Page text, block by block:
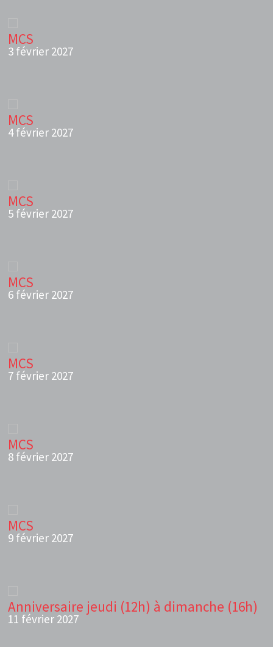
MCS
3 février 2027
MCS
4 février 2027
MCS
5 février 2027
MCS
6 février 2027
MCS
7 février 2027
MCS
8 février 2027
MCS
9 février 2027
Anniversaire jeudi (12h) à dimanche (16h)
11 février 2027